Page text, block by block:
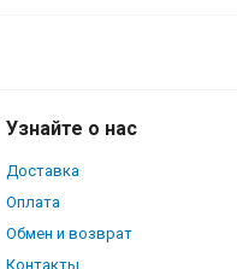
Узнайте о нас
Доставка
Оплата
Обмен и возврат
Контакты